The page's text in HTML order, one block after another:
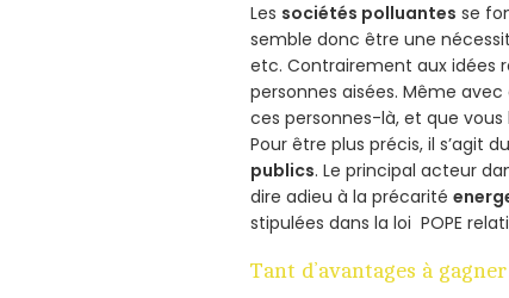
Les sociétés polluantes se
semble donc être une
etc. Contrairement aux idées
personnes aisées. Même avec
ces personnes-là, et que vous
Pour être plus précis, il s’agit du
publics. Le principal acteur
dire adieu à la précarité
stipulées dans la loi POPE
Tant d’avantages à gagner